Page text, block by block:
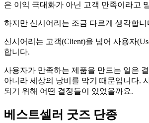
은 이익 극대화가 아닌 고객 만족이라고
하지만 신시어리는 조금 다르게 생각합니
신시어리는 고객(Client)을 넘어 사용자
합니다.
사용자가 만족하는 제품을 만드는 일은
아니라 세상의 낭비를 막기 때문입니다.
되기 위해 어떤 결정들이 있었을까요.
베스트셀러 굿즈 단종